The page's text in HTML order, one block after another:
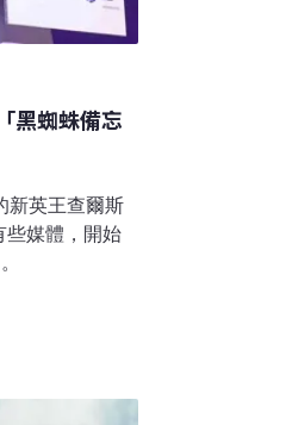
黑蜘蛛備忘
新英王查爾斯
些媒體，開始